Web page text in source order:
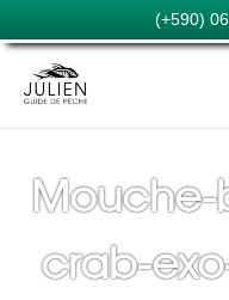
(+590)
crab-